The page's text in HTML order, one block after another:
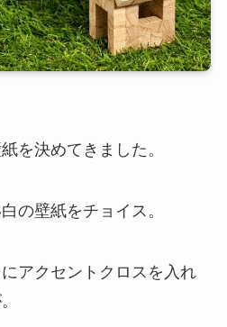
を決めてきました。
の壁紙をチョイス。
アクセントクロスを入れ